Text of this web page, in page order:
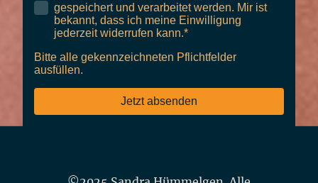
gespeichert und verarbeitet werden. Mir ist
bekannt, dass ich meine Einwilligung
jederzeit widerrufen kann.*
Bitte alle gekennzeichneten Pflichtfelder
ausfüllen.
Jetzt absenden